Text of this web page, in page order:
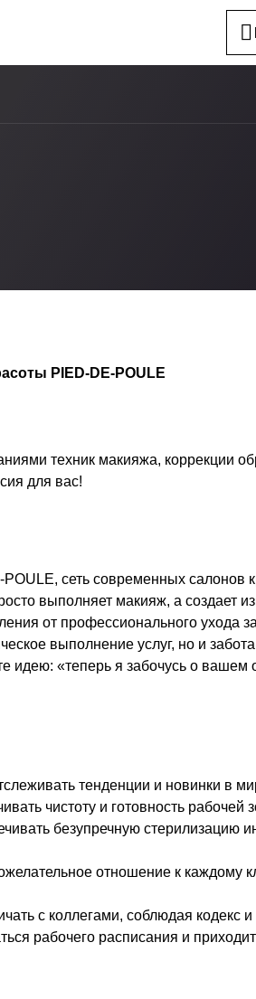
PIED-DE-POULE
техник макияжа, коррекции
для вас!
сеть современных салонов
выполняет макияж, а создает
от профессионального ухода
выполнение услуг, но и
идею: «теперь я забочусь о
тенденции и новинки в
чистоту и готовность
безупречную стерилизацию
отношение к каждому
с коллегами, соблюдая кодекс
рабочего расписания и